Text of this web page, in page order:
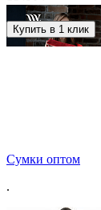
Купить в 1 клик
Сумки оптом
.